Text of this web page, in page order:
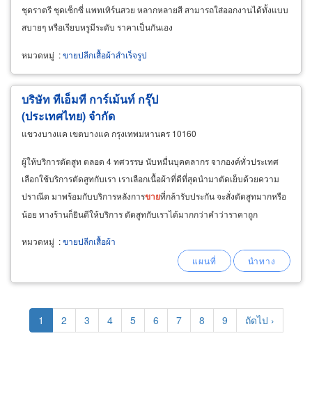
ชุดราตรี ชุดเซ็กซี่ แพทเทิร์นสวย หลากหลายสี สามารถใส่ออกงานได้ทั้งแบบ
สบายๆ หรือเรียบหรูมีระดับ ราคาเป็นกันเอง
หมวดหมู่ :ขายปลีกเสื้อผ้าสำเร็จรูป
บริษัท ทีเอ็มที การ์เม้นท์ กรุ๊ป
(ประเทศไทย) จำกัด
แขวงบางแค เขตบางแค กรุงเทพมหานคร 10160
ผู้ให้บริการตัดสูท ตลอด 4 ทศวรรษ นับหมื่นบุคคลากร จากองค์ทั่วประเทศ
เลือกใช้บริการตัดสูทกับเรา เราเลือกเนื้อผ้าที่ดีที่สุดนำมาตัดเย็บด้วยความ
ปราณีต มาพร้อมกับบริการหลังการขายที่กล้ารับประกัน จะสั่งตัดสูทมากหรือ
น้อย ทางร้านก็ยินดีให้บริการ ตัดสูทกับเราได้มากกว่าคำว่าราคาถูก
หมวดหมู่ :ขายปลีกเสื้อผ้า
Pagination
Current
page
1 Page
2 Page
3 Page
4 Page
5 Page
6 Page
7 Page
8 Page
9
Next
page
ถัดไป ›